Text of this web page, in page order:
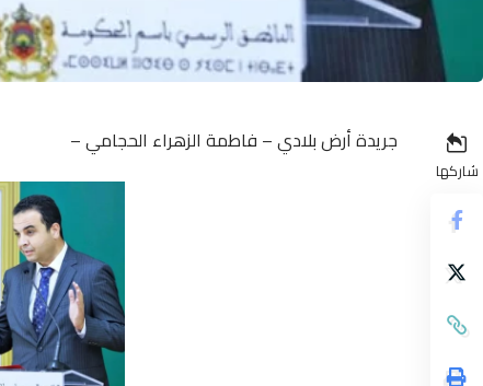
شاركها
جريدة أرض بلادي – فاطمة الزهراء الحجامي –